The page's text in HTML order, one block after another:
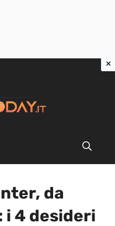
da
i 4 desideri